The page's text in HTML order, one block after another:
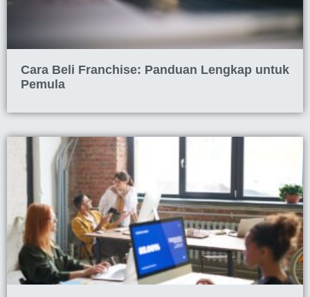
Cara Beli Franchise: Panduan Lengkap untuk
Pemula